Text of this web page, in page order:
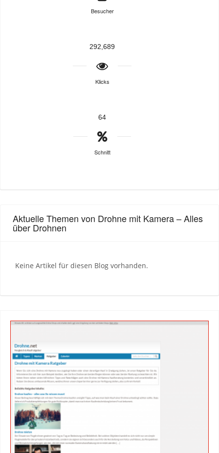
Besucher
292,689
Klicks
64
Schnitt
Aktuelle Themen von Drohne mit Kamera – Alles
über Drohnen
Keine Artikel für diesen Blog vorhanden.